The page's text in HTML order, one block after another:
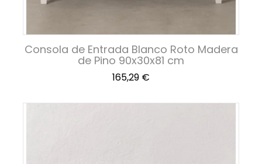
Consola de Entrada Blanco Roto Madera
de Pino 90x30x81 cm
Precio
165,29 €